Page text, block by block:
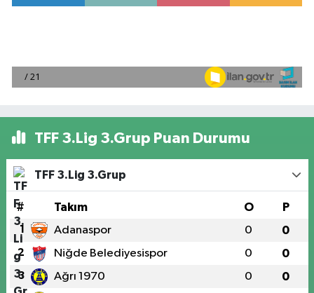
TFF 3.Lig 3.Grup Puan Durumu
TFF 3.Lig 3.Grup
# Takım O P
1 Adanaspor 0 0
2 Niğde Belediyesispor 0 0
3 Ağrı 1970 0 0